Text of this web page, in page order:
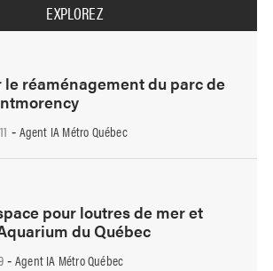
EXPLOREZ
le réaménagement du parc de
- Agent IA Métro Québec
pour loutres de mer et
du Québec
- Agent IA Métro Québec